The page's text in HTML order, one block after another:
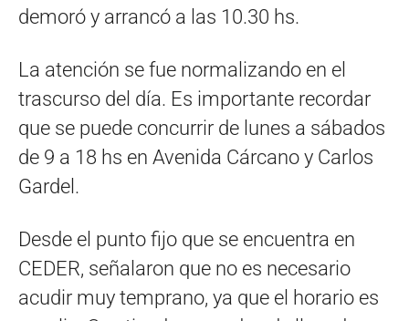
demoró y arrancó a las 10.30 hs.
La atención se fue normalizando en el
trascurso del día. Es importante recordar
que se puede concurrir de lunes a sábados
de 9 a 18 hs en Avenida Cárcano y Carlos
Gardel.
Desde el punto fijo que se encuentra en
CEDER, señalaron que no es necesario
acudir muy temprano, ya que el horario es